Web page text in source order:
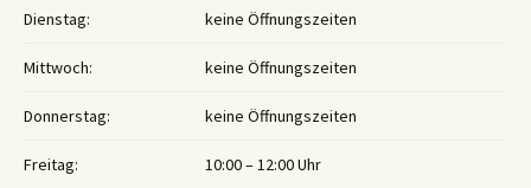
Dienstag: keine Öffnungszeiten
Mittwoch: keine Öffnungszeiten
Donnerstag: keine Öffnungszeiten
Freitag: 10:00 – 12:00 Uhr